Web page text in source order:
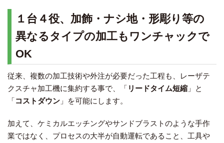
１台４役、加飾・ナシ地・形彫り等の
異なるタイプの加工もワンチャックで
OK
従来、複数の加工技術や外注が必要だった工程も、レーザテ
クスチャ加工機に集約する事で、「 リードタイム短縮 」と
「コストダウン 」を可能にします。
加えて、ケミカルエッチングやサンドブラストのような手作
業ではなく、プロセスの大半が自動運転であること、工具や